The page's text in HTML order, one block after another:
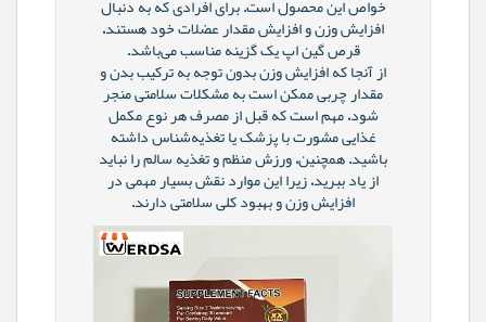
خواص این محصول است. برای افرادی که به دنبال
افزایش وزن و افزایش مقدار عضلات خود هستند،
قرص گین اپ یک گزینه مناسب می‌باشد.
از آنجا که افزایش وزن بدون توجه به ترکیب بدن و
مقدار چربی ممکن است به مشکلات سلامتی منجر
شود، مهم است که قبل از مصرف هر نوع مکمل
غذایی مشورت با پزشک یا تغذیه‌شناس داشته
باشید. همچنین، ورزش منظم و تغذیه سالم را نباید
از یاد ببرید، زیرا این موارد نقش بسیار مهمی در
افزایش وزن و بهبود کلی سلامتی دارند.